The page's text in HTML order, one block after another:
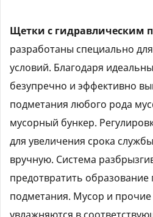
Щетки с гидравлическим
разработаны специально
условий. Благодаря
безупречно и эффективно
подметания любого рода
мусорный бункер.
для увеличения срока
вручную. Система
предотвратить
подметания. Мусор и